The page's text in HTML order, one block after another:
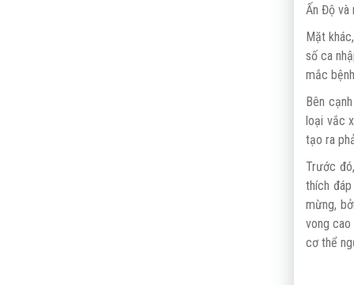
Ấn Độ và
Mặt
số ca
mắc
Bên
loại vắc
tạo ra
Trước
thích
mừng,
vong
cơ thể